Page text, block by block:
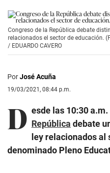
Congreso de la República debate
relacionados el sector de educación.
/ EDUARDO CAVERO
PorJosé Acuña
19/03/2021, 08:44 p.m.
D esde las 10:30 a.m.
República debate
ley relacionados al
denominado Pleno